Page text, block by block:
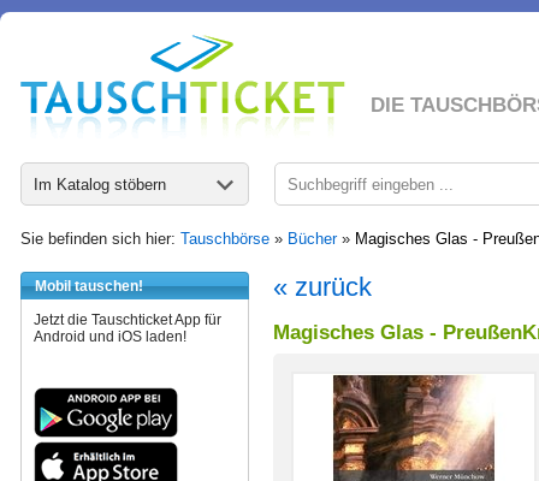
DIE
Im Katalog stöbern
Sie befinden sich hier: Tauschbörse » Bücher» Magisches Glas -
Mobil tauschen!
Jetzt die Tauschticket App für
Android und iOS laden!
« zurück
Magisches Glas -